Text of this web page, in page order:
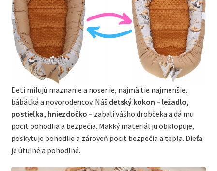
Deti milujú maznanie a nosenie, najmä tie najmenšie,
bábätká a novorodencov. Náš detský kokon – ležadlo,
postieľka, hniezdočko – zabalí vášho drobčeka a dá mu
pocit pohodlia a bezpečia. Mäkký materiál ju obklopuje,
poskytuje pohodlie a zároveň pocit bezpečia a tepla. Dieťa
je útulné a pohodlné.